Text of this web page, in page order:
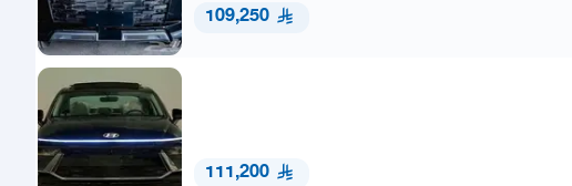
109,250
111,200